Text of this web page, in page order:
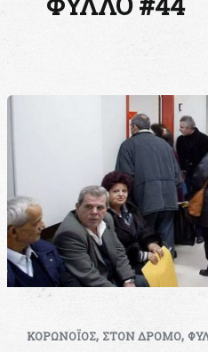
ΚΟΡΩΝΟΪΟΣ, ΣΤΟΝ ΔΡΟΜΟ,